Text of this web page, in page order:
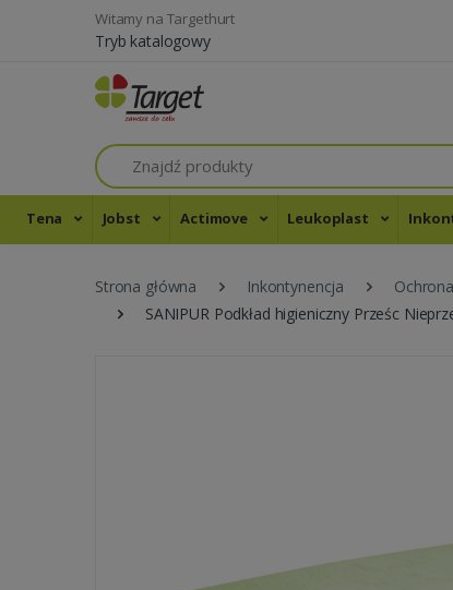
Witamy na Targethurt
Tryb katalogowy
Szukaj
Tena Jobst Actimove Leukoplast
Strona główna Inkontynencja
SANIPUR Podkład higieniczny Prześc